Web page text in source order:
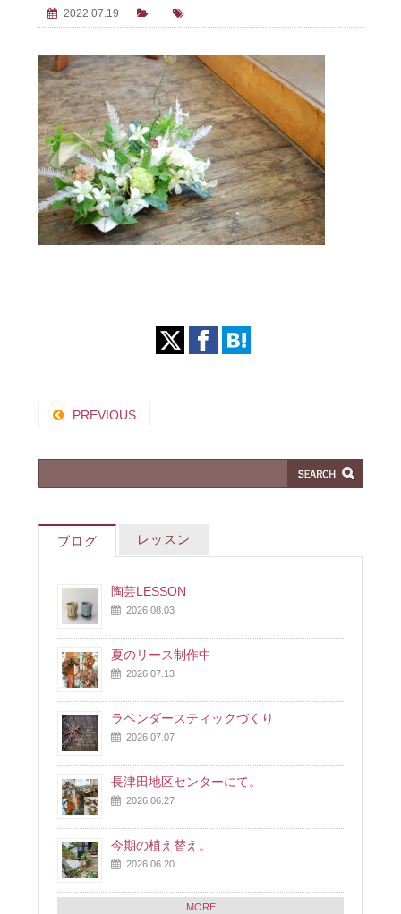
2022.07.19
PREVIOUS
ブログ レッスン
陶芸LESSON
2026.08.03
夏のリース制作中
2026.07.13
ラベンダースティックづくり
2026.07.07
長津田地区センターにて。
2026.06.27
今期の植え替え。
2026.06.20
MORE